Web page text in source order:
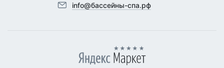
info@бассейны-спа.рф